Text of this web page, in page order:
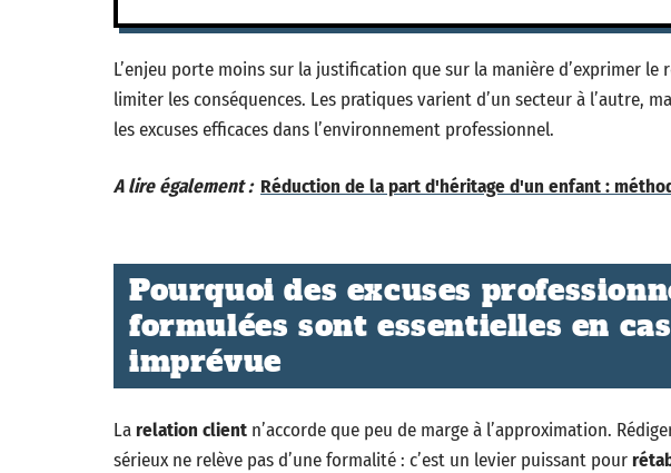
L’enjeu porte moins sur la justification que sur la manière d’exprimer
limiter les conséquences. Les pratiques varient d’un secteur à l’autre,
les excuses efficaces dans l’environnement professionnel.
A lire également : Réduction de la part d'héritage d'un enfant :
Pourquoi des excuses
formulées sont essentielles en cas
imprévue
Larelation client n’accorde que peu de marge à l’approximation.
sérieux ne relève pas d’une formalité : c’est un levier puissant pour